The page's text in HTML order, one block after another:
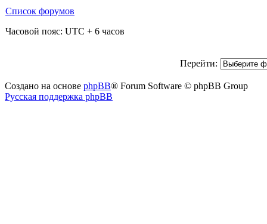
Список форумов
Часовой пояс: UTC + 6 часов
Перейти:
Создано на основе phpBB® Forum Software © phpBB Group
Русская поддержка phpBB